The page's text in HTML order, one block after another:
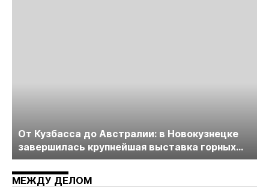
От Кузбасса до Австралии: в Новокузнецке
завершилась крупнейшая выставка горных
технологий «Недра России. Уголь России и
Майнинг»
МЕЖДУ ДЕЛОМ